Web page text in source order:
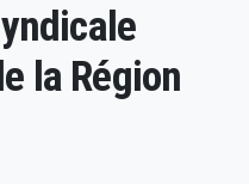
la Région